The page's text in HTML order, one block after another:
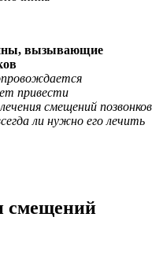
вызывающие
привести
смещений позвонков
ли нужно его лечить
смещений